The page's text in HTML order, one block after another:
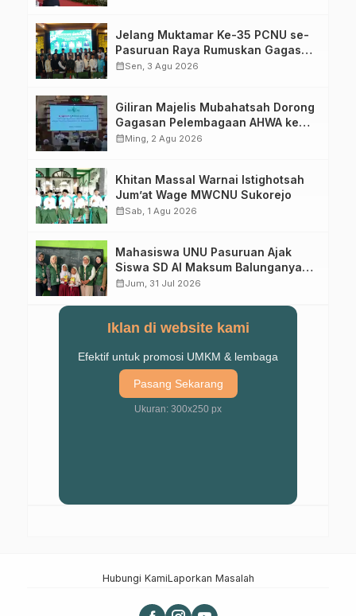
Jelang Muktamar Ke-35 PCNU se-
Pasuruan Raya Rumuskan Gagasan
Transformasi Gerakan NU Menuju
calendar_monthSen, 3 Agu 2026
Giliran Majelis Mubahatsah Dorong
Gagasan Pelembagaan AHWA ke
Forum Muktamar Mendatang
calendar_monthMing, 2 Agu 2026
Khitan Massal Warnai Istighotsah
Jum’at Wage MWCNU Sukorejo
calendar_monthSab, 1 Agu 2026
Mahasiswa UNU Pasuruan Ajak
Siswa SD Al Maksum Balunganyar
Kuasai Penjumlahan Bersusun
calendar_monthJum, 31 Jul 2026
Iklan di website kami
Efektif untuk promosi UMKM & lembaga
Pasang Sekarang
Ukuran: 300x250 px
Hubungi KamiLaporkan Masalah